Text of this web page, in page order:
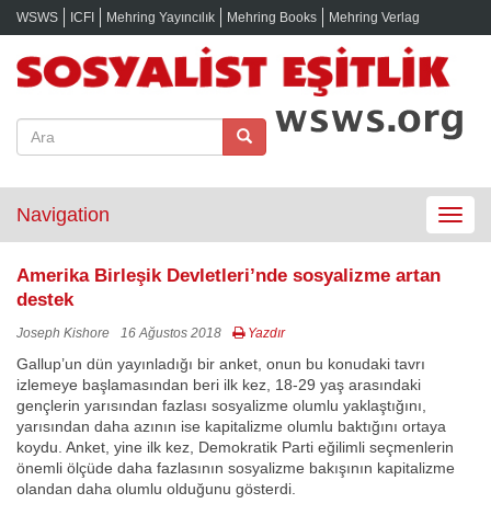
WSWS ICFI Mehring Yayıncılık Mehring Books Mehring Verlag
Toggle
Navigation
Amerika Birleşik Devletleri’nde sosyalizme artan
destek
Joseph Kishore 16 Ağustos 2018 Yazdır
Gallup’un dün yayınladığı bir anket, onun bu konudaki tavrı
izlemeye başlamasından beri ilk kez, 18-29 yaş arasındaki
gençlerin yarısından fazlası sosyalizme olumlu yaklaştığını,
yarısından daha azının ise kapitalizme olumlu baktığını ortaya
koydu. Anket, yine ilk kez, Demokratik Parti eğilimli seçmenlerin
önemli ölçüde daha fazlasının sosyalizme bakışının kapitalizme
olandan daha olumlu olduğunu gösterdi.